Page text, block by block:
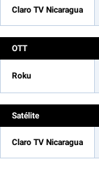
Claro TV Nicaragua
OTT
Roku
Satélite
Claro TV Nicaragua